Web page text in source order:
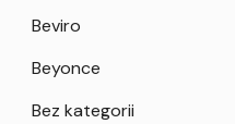
Beviro
Beyonce
Bez kategorii